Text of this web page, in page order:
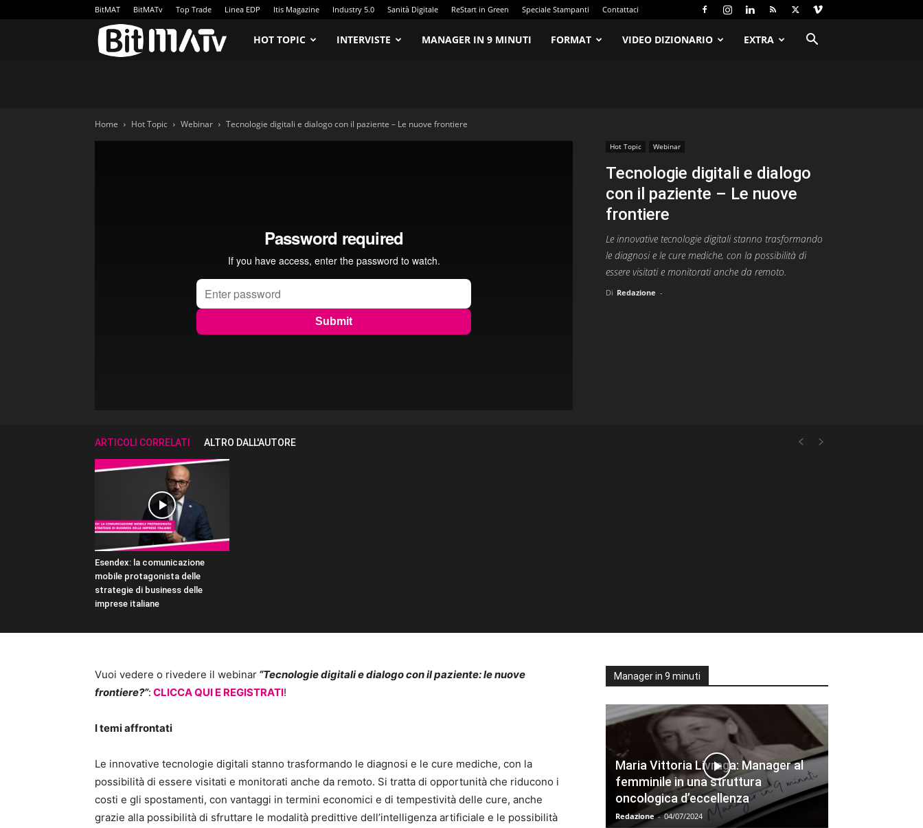
BitMAT BitMATv Top Trade Linea EDP Itis Magazine Industry 5.0 Sanità Digitale ReStart in Green Speciale Stampanti Contattaci
BitMATv
HOT TOPIC INTERVISTE MANAGER IN 9 MINUTI FORMAT VIDEO DIZIONARIO EXTRA
Home Hot Topic Webinar Tecnologie digitali e dialogo con il paziente – Le nuove frontiere
Hot Topic Webinar
Tecnologie digitali e dialogo
con il paziente – Le nuove
frontiere
Le innovative tecnologie digitali stanno trasformando
le diagnosi e le cure mediche, con la possibilità di
essere visitati e monitorati anche da remoto.
Di Redazione -
ARTICOLI CORRELATI ALTRO DALL'AUTORE
Esendex: la comunicazione
mobile protagonista delle
strategie di business delle
imprese italiane
Vuoi vedere o rivedere il webinar “Tecnologie digitali e dialogo con il paziente: le nuove
frontiere?”: CLICCA QUI E REGISTRATI!
I temi affrontati
Le innovative tecnologie digitali stanno trasformando le diagnosi e le cure mediche, con la
possibilità di essere visitati e monitorati anche da remoto. Si tratta di opportunità che riducono i
costi e gli spostamenti, con vantaggi in termini economici e di tempestività delle cure, anche
grazie alla possibilità di sfruttare le modalità predittive dell’intelligenza artificiale e le possibilità
Manager in 9 minuti
Maria Vittoria Livraga: Manager al
femminile in una struttura
oncologica d’eccellenza
Redazione - 04/07/2024